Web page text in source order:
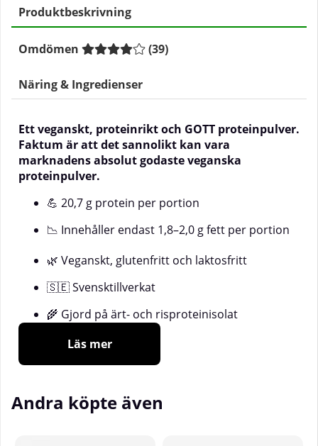
Produktbeskrivning
Omdömen (39)
Näring & Ingredienser
Ett veganskt, proteinrikt och GOTT proteinpulver.
Faktum är att det sannolikt kan vara
marknadens absolut godaste veganska
proteinpulver.
💪 20,7 g protein per portion
📉 Innehåller endast 1,8–2,0 g fett per portion
🌿 Veganskt, glutenfritt och laktosfritt
🇸🇪 Svensktillverkat
🌾 Gjord på ärt- och risproteinisolat
Vad är VEGAN?
VEGAN från SOLID Nutrition är ett välsmakande och
näringsrikt veganskt proteinpulver gjort på
Läs mer
Andra köpte även